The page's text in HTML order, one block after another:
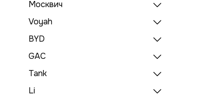
Москвич
Voyah
BYD
GAC
Tank
Li